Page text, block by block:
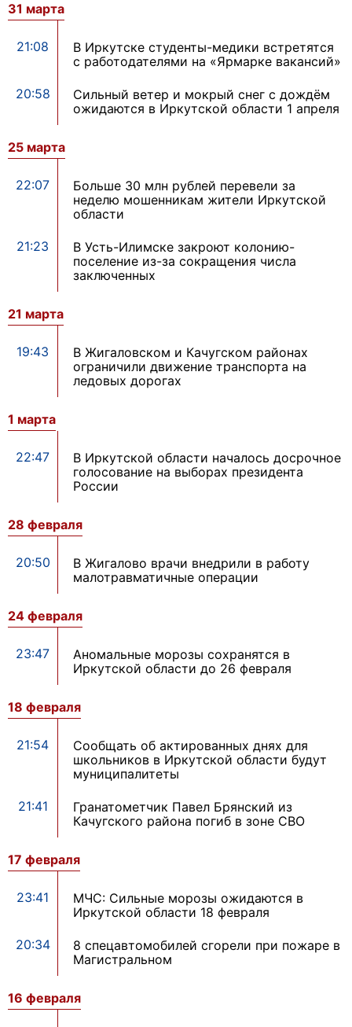
31 марта
21:08
В Иркутске студенты-медики встретятся
с работодателями на «Ярмарке вакансий»
20:58
Сильный ветер и мокрый снег с дождём
ожидаются в Иркутской области 1 апреля
25 марта
22:07
Больше 30 млн рублей перевели за
неделю мошенникам жители Иркутской
области
21:23
В Усть-Илимске закроют колонию-
поселение из-за сокращения числа
заключенных
21 марта
19:43
В Жигаловском и Качугском районах
ограничили движение транспорта на
ледовых дорогах
1 марта
22:47
В Иркутской области началось досрочное
голосование на выборах президента
России
28 февраля
20:50
В Жигалово врачи внедрили в работу
малотравматичные операции
24 февраля
23:47
Аномальные морозы сохранятся в
Иркутской области до 26 февраля
18 февраля
21:54
Сообщать об актированных днях для
школьников в Иркутской области будут
муниципалитеты
21:41
Гранатометчик Павел Брянский из
Качугского района погиб в зоне СВО
17 февраля
23:41
МЧС: Сильные морозы ожидаются в
Иркутской области 18 февраля
20:34
8 спецавтомобилей сгорели при пожаре в
Магистральном
16 февраля